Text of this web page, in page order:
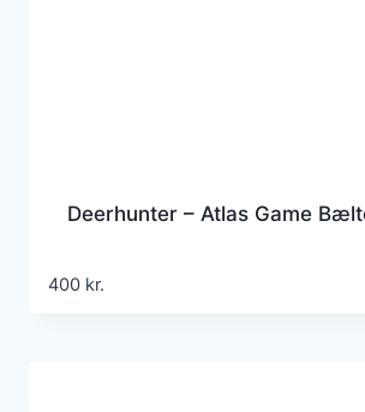
Deerhunter – Atlas Game
400 kr.